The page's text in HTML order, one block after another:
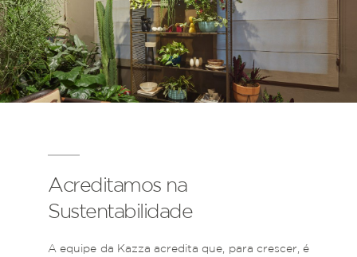
Acreditamos na
Sustentabilidade
A equipe da Kazza acredita que, para crescer, é